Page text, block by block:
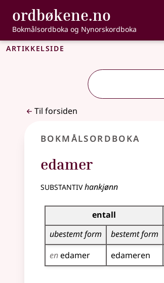
Gå til hovedinnhold
Tilgjengelighet
ordbøkene.no ,
Bokmålsordboka og Nynorskordboka
Artikkelside
Til forsiden
Bokmålsordboka
edamer
substantivhankjønn
Bøyingstabell for dette
entall
ubestemt form
bestemt form
enedamer edameren